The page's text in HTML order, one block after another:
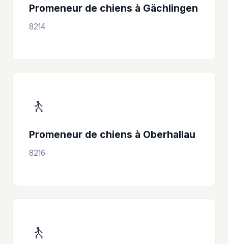
Promeneur de chiens à Gächlingen
8214
🚶
Promeneur de chiens à Oberhallau
8216
🚶